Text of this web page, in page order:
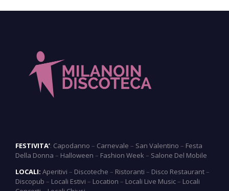
FESTIVITA’: Capodanno – Carnevale – San Valentino – Festa
Della Donna – Halloween – Fashion Week – Salone Del Mobile
LOCALI: Aperitivi – Discoteche – Ristoranti – Disco Restaurant–
Discopub – Locali Estivi – Location – Locali Live Music– Locali